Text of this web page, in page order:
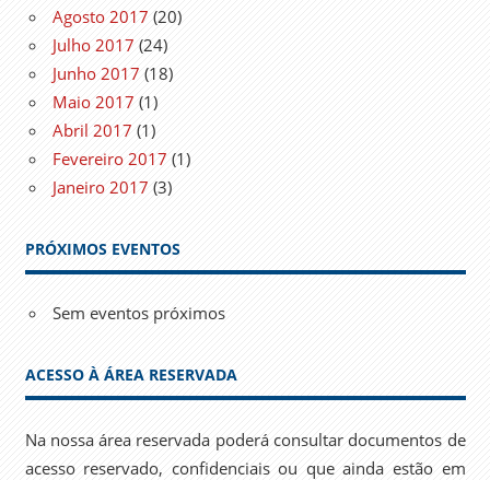
Agosto 2017 (20)
Julho 2017 (24)
Junho 2017 (18)
Maio 2017 (1)
Abril 2017 (1)
Fevereiro 2017 (1)
Janeiro 2017 (3)
PRÓXIMOS EVENTOS
Sem eventos próximos
ACESSO À ÁREA RESERVADA
Na nossa área reservada poderá consultar documentos de
acesso reservado, confidenciais ou que ainda estão em